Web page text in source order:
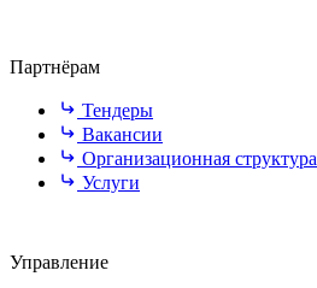
Партнёрам
Тендеры
Вакансии
Организационная структура
Услуги
Управление